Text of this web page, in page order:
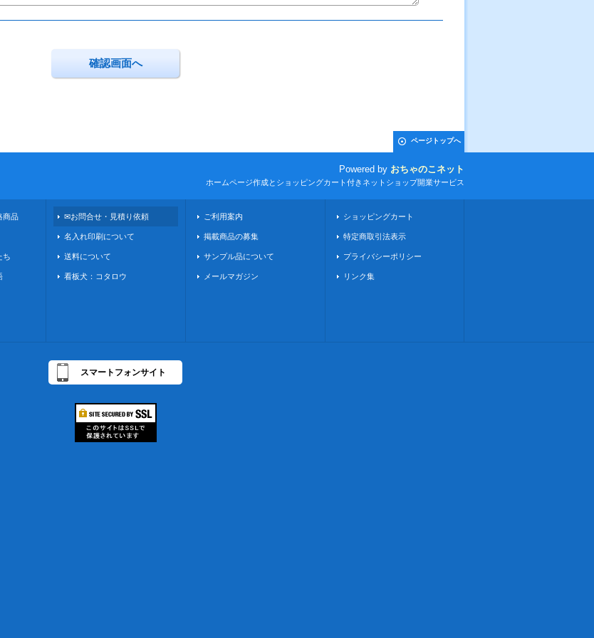
ページトップへ
Powered by おちゃのこネット
ホームページ作成とショッピングカート付きネットショップ開業サービス
商品
ち
✉お問合せ・見積り依頼
名入れ印刷について
送料について
看板犬：コタロウ
ご利用案内
掲載商品の募集
サンプル品について
メールマガジン
ショッピングカート
特定商取引法表示
プライバシーポリシー
リンク集
スマートフォンサイト